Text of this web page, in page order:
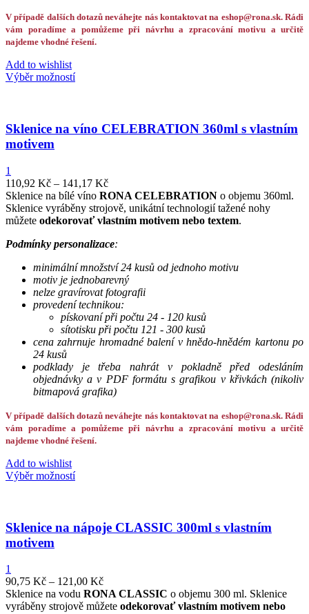
V případě dalších dotazů neváhejte nás kontaktovat na eshop@rona.sk. Rádi
vám poradíme a pomůžeme při návrhu a zpracování motivu a určitě
najdeme vhodné řešení.
Add to wishlist
Výběr možností
Sklenice na víno CELEBRATION 360ml s vlastním
motivem
1
110,92 Kč – 141,17 Kč
Sklenice na bílé víno RONA CELEBRATION o objemu 360ml.
Sklenice vyráběny strojově, unikátní technologií tažené nohy
můžete odekorovať vlastním motivem nebo textem.
Podmínky personalizace:
minimální množství 24 kusů od jednoho motivu
motiv je jednobarevný
nelze gravírovat fotografii
provedení technikou:
pískovaní při počtu 24 - 120 kusů
sítotisku při počtu 121 - 300 kusů
cena zahrnuje hromadné balení v hnědo-hnědém kartonu po
24 kusů
podklady je třeba nahrát v pokladně před odesláním
objednávky a v PDF formátu s grafikou v křivkách (nikoliv
bitmapová grafika)
V případě dalších dotazů neváhejte nás kontaktovat na eshop@rona.sk. Rádi
vám poradíme a pomůžeme při návrhu a zpracování motivu a určitě
najdeme vhodné řešení.
Add to wishlist
Výběr možností
Sklenice na nápoje CLASSIC 300ml s vlastním
motivem
1
90,75 Kč – 121,00 Kč
Sklenice na vodu RONA CLASSIC o objemu 300 ml. Sklenice
vyráběny strojově můžete odekorovať vlastním motivem nebo